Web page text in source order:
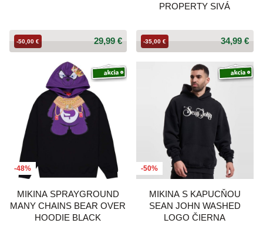
29,99 €
-50,00 €
PROPERTY SIVÁ
34,99 €
-35,00 €
-48%
MIKINA SPRAYGROUND
MANY CHAINS BEAR OVER
HOODIE BLACK
-50%
MIKINA S KAPUCŇOU
SEAN JOHN WASHED
LOGO ČIERNA